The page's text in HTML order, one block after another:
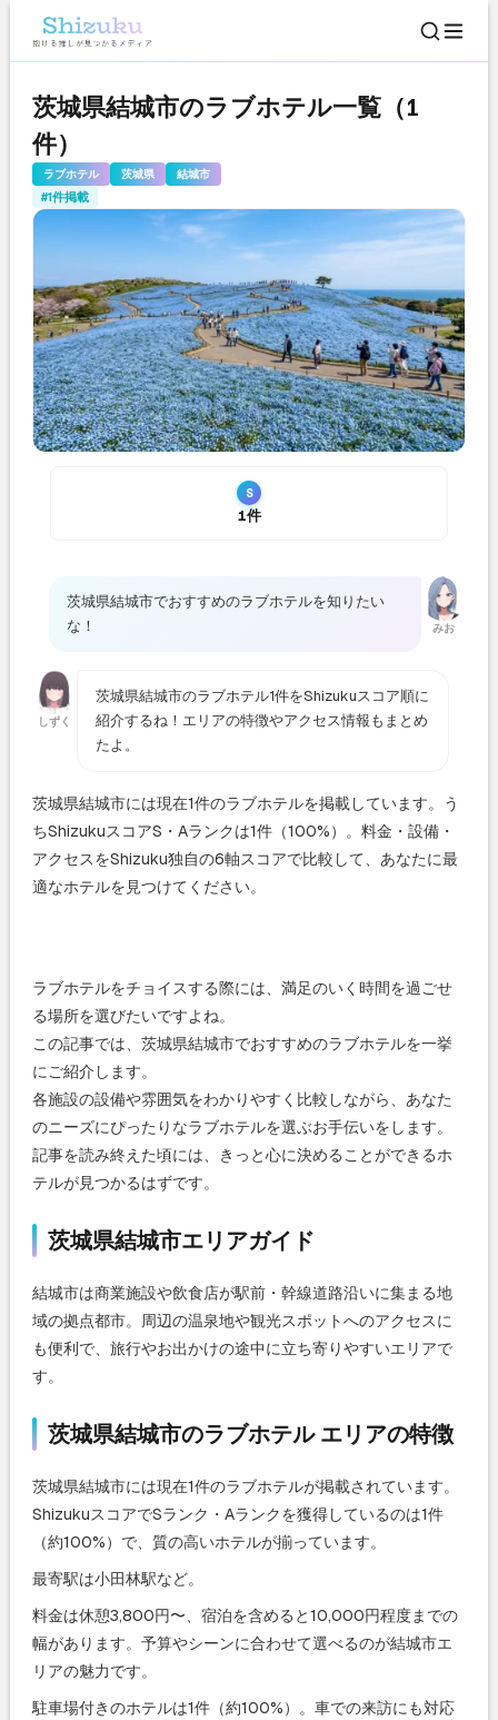
茨城県結城市のラブホテル一覧（1
件）
ラブホテル 茨城県 結城市
#1件掲載
S
1件
みお
茨城県結城市でおすすめのラブホテルを知りたい
な！
しずく
茨城県結城市のラブホテル1件をShizukuスコア順に
紹介するね！エリアの特徴やアクセス情報もまとめ
たよ。
茨城県結城市には現在1件のラブホテルを掲載しています。う
ちShizukuスコアS・Aランクは1件（100%）。料金・設備・
アクセスをShizuku独自の6軸スコアで比較して、あなたに最
適なホテルを見つけてください。
ラブホテルをチョイスする際には、満足のいく時間を過ごせ
る場所を選びたいですよね。
この記事では、茨城県結城市でおすすめのラブホテルを一挙
にご紹介します。
各施設の設備や雰囲気をわかりやすく比較しながら、あなた
のニーズにぴったりなラブホテルを選ぶお手伝いをします。
記事を読み終えた頃には、きっと心に決めることができるホ
テルが見つかるはずです。
茨城県結城市エリアガイド
結城市は商業施設や飲食店が駅前・幹線道路沿いに集まる地
域の拠点都市。周辺の温泉地や観光スポットへのアクセスに
も便利で、旅行やお出かけの途中に立ち寄りやすいエリアで
す。
茨城県結城市のラブホテル エリアの特徴
茨城県結城市には現在1件のラブホテルが掲載されています。
ShizukuスコアでSランク・Aランクを獲得しているのは1件
（約100%）で、質の高いホテルが揃っています。
最寄駅は小田林駅など。
料金は休憩3,800円〜、宿泊を含めると10,000円程度までの
幅があります。予算やシーンに合わせて選べるのが結城市エ
リアの魅力です。
駐車場付きのホテルは1件（約100%）。車での来訪にも対応